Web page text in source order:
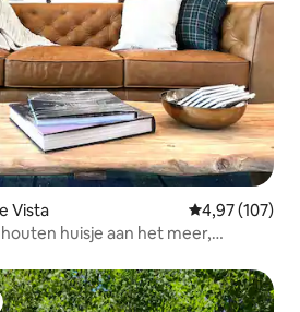
Vista Gemiddelde
4,97 (107)
huisje aan het meer,